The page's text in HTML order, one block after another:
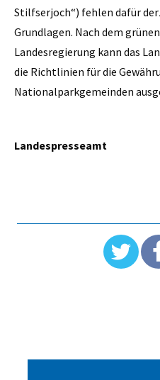
Stilfserjoch“) fehlen dafür
Grundlagen. Nach dem
Landesregierung kann das
die Richtlinien für die
Nationalparkgemeinden
Landespresseamt